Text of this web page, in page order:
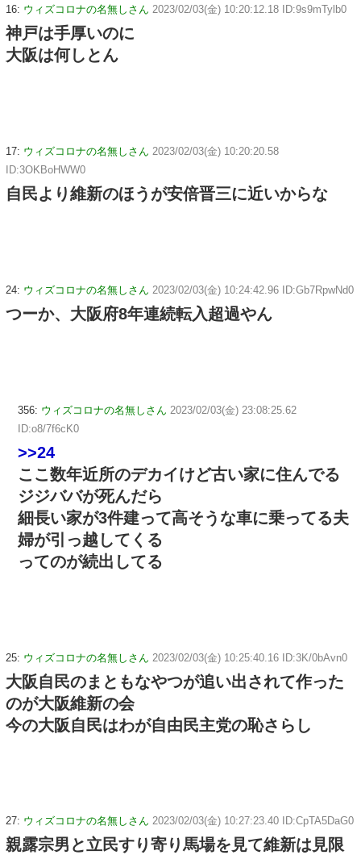
16: ウィズコロナの名無しさん 2023/02/03(金) 10:20:12.18 ID:9s9mTylb0
神戸は手厚いのに
大阪は何しとん
17: ウィズコロナの名無しさん 2023/02/03(金) 10:20:20.58
ID:3OKBoHWW0
自民より維新のほうが安倍晋三に近いからな
24: ウィズコロナの名無しさん 2023/02/03(金) 10:24:42.96 ID:Gb7RpwNd0
つーか、大阪府8年連続転入超過やん
356: ウィズコロナの名無しさん 2023/02/03(金) 23:08:25.62
ID:o8/7f6cK0
>>24
ここ数年近所のデカイけど古い家に住んでる
ジジババが死んだら
細長い家が3件建って高そうな車に乗ってる夫
婦が引っ越してくる
ってのが続出してる
25: ウィズコロナの名無しさん 2023/02/03(金) 10:25:40.16 ID:3K/0bAvn0
大阪自民のまともなやつが追い出されて作った
のが大阪維新の会
今の大阪自民はわが自由民主党の恥さらし
27: ウィズコロナの名無しさん 2023/02/03(金) 10:27:23.40 ID:CpTA5DaG0
親露宗男と立民すり寄り馬場を見て維新は見限